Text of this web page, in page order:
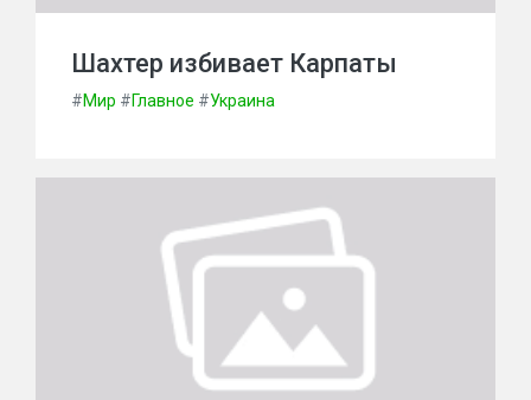
Шахтер избивает Карпаты
#Мир #Главное #Украина